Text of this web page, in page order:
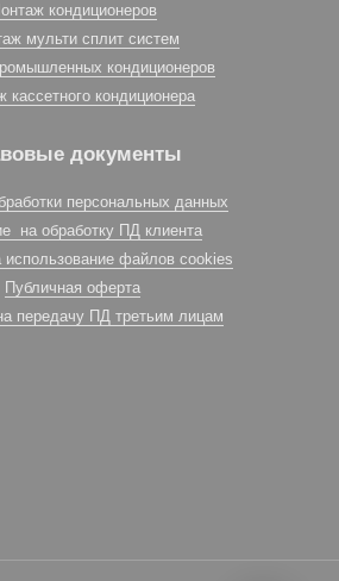
кондиционеров
мульти сплит систем
кондиционеров
кассетного кондиционера
документы
персональных данных
на обработку ПД клиента
использование файлов cookies
Публичная оферта
передачу ПД третьим лицам